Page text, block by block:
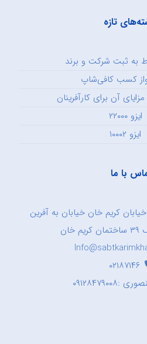
تازه
به ثبت شرکت و برند
کسب کافی‌شاپ
آن برای کارآفرینان
ایزو ۲۲۰۰۰
ایزو ۱۰۰۰۲
با ما
کریم خان خیابان به آفرین
۰۲۱۸۷۱۴۶